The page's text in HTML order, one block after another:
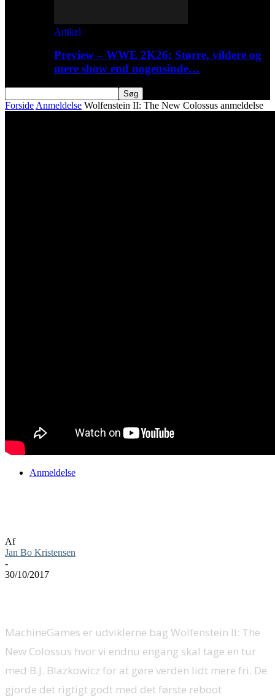
Artikel
Preview – WWE 2K26: Større, vildere og
mere show end nogensinde…
Forside Anmeldelse Wolfenstein II: The New Colossus anmeldelse
Anmeldelse
Af
Jan Bo Kristensen
-
30/10/2017
MachineGames er udviklerne bag Wolfenstein II: The
New Colossus hvor vi endnu engang skal tage en tur
med B.J. Blazkowicz for at gøre verden lidt mere fri. De
gjorde det rigtigt godt med det første reboot